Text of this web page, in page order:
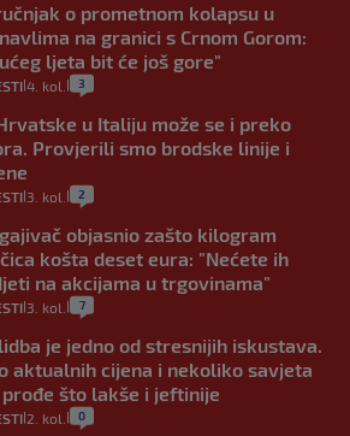
o prometnom kolapsu u
na granici s Crnom Gorom:
ljeta bit će još gore"
4. kol. 3
u Italiju može se i preko
Provjerili smo brodske linije i
3. kol. 2
objasnio zašto kilogram
košta deset eura: "Nećete ih
na akcijama u trgovinama"
3. kol. 7
je jedno od stresnijih iskustava.
aktualnih cijena i nekoliko savjeta
prođe što lakše i jeftinije
2. kol. 0